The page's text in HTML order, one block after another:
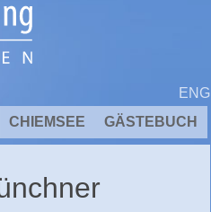
CHIEMSEE GÄSTEBUCH
ENG